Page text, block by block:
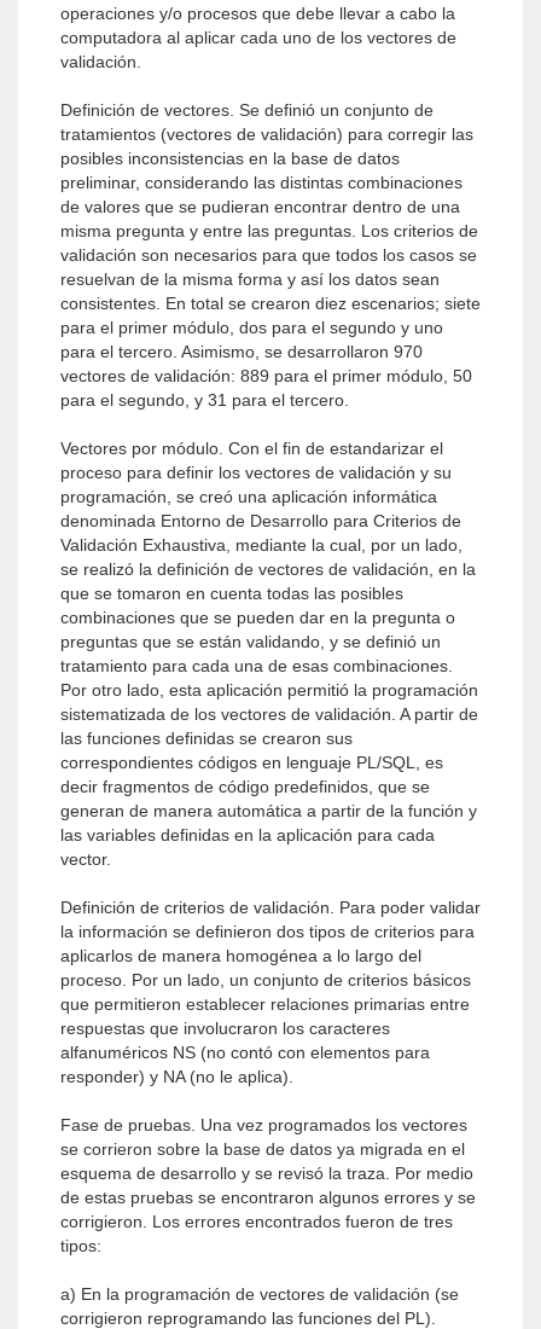
operaciones y/o procesos que debe llevar a cabo la
computadora al aplicar cada uno de los vectores de
validación.
Definición de vectores. Se definió un conjunto de
tratamientos (vectores de validación) para corregir las
posibles inconsistencias en la base de datos
preliminar, considerando las distintas combinaciones
de valores que se pudieran encontrar dentro de una
misma pregunta y entre las preguntas. Los criterios de
validación son necesarios para que todos los casos se
resuelvan de la misma forma y así los datos sean
consistentes. En total se crearon diez escenarios; siete
para el primer módulo, dos para el segundo y uno
para el tercero. Asimismo, se desarrollaron 970
vectores de validación: 889 para el primer módulo, 50
para el segundo, y 31 para el tercero.
Vectores por módulo. Con el fin de estandarizar el
proceso para definir los vectores de validación y su
programación, se creó una aplicación informática
denominada Entorno de Desarrollo para Criterios de
Validación Exhaustiva, mediante la cual, por un lado,
se realizó la definición de vectores de validación, en la
que se tomaron en cuenta todas las posibles
combinaciones que se pueden dar en la pregunta o
preguntas que se están validando, y se definió un
tratamiento para cada una de esas combinaciones.
Por otro lado, esta aplicación permitió la programación
sistematizada de los vectores de validación. A partir de
las funciones definidas se crearon sus
correspondientes códigos en lenguaje PL/SQL, es
decir fragmentos de código predefinidos, que se
generan de manera automática a partir de la función y
las variables definidas en la aplicación para cada
vector.
Definición de criterios de validación. Para poder validar
la información se definieron dos tipos de criterios para
aplicarlos de manera homogénea a lo largo del
proceso. Por un lado, un conjunto de criterios básicos
que permitieron establecer relaciones primarias entre
respuestas que involucraron los caracteres
alfanuméricos NS (no contó con elementos para
responder) y NA (no le aplica).
Fase de pruebas. Una vez programados los vectores
se corrieron sobre la base de datos ya migrada en el
esquema de desarrollo y se revisó la traza. Por medio
de estas pruebas se encontraron algunos errores y se
corrigieron. Los errores encontrados fueron de tres
tipos:
a) En la programación de vectores de validación (se
corrigieron reprogramando las funciones del PL).